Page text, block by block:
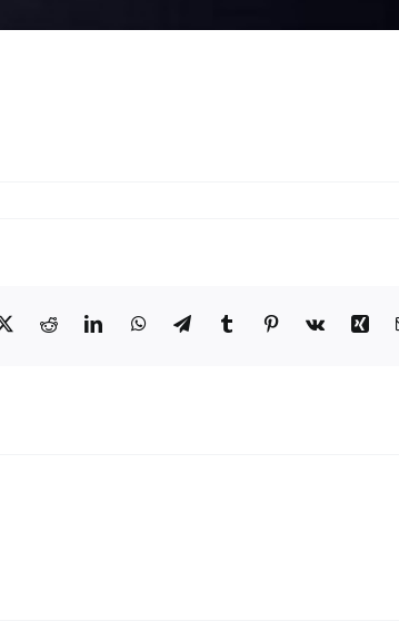
X RedditLinkedInWhatsApp
TelegramTumblrPinterestVk